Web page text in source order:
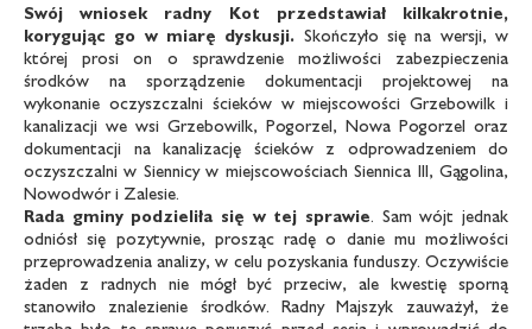
Swój wniosek radny Kot przedstawiał kilkakrotnie,
korygując go w miarę dyskusji. Skończyło się na wersji, w
której prosi on o sprawdzenie możliwości zabezpieczenia
środków na sporządzenie dokumentacji projektowej na
wykonanie oczyszczalni ścieków w miejscowości Grzebowilk i
kanalizacji we wsi Grzebowilk, Pogorzel, Nowa Pogorzel oraz
dokumentacji na kanalizację ścieków z odprowadzeniem do
oczyszczalni w Siennicy w miejscowościach Siennica III, Gągolina,
Nowodwór i Zalesie.
Rada gminy podzieliła się w tej sprawie. Sam wójt jednak
odniósł się pozytywnie, prosząc radę o danie mu możliwości
przeprowadzenia analizy, w celu pozyskania funduszy. Oczywiście
żaden z radnych nie mógł być przeciw, ale kwestię sporną
stanowiło znalezienie środków. Radny Majszyk zauważył, że